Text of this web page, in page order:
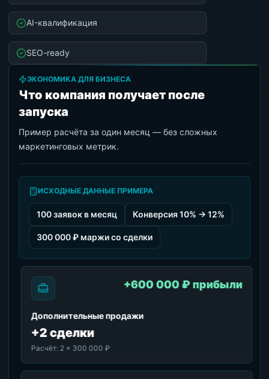
AI-квалификация
SEO-ready
ЭКОНОМИКА ДЛЯ БИЗНЕСА
Что компания получает после
запуска
Пример расчёта за один месяц — без сложных
маркетинговых метрик.
ИСХОДНЫЕ ДАННЫЕ ПРИМЕРА
100 заявок в месяц Конверсия 10% → 12%
300 000 ₽ маржи со сделки
+600 000 ₽ прибыли
Дополнительные продажи
+2 сделки
Расчёт:2 × 300 000 ₽